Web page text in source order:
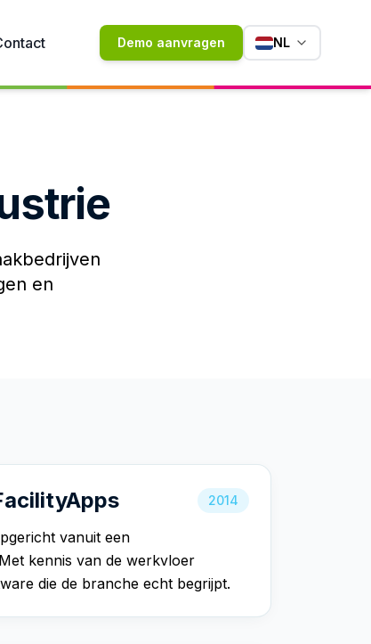
Demo aanvragen NL
en
2014
vanuit een
kennis van de werkvloer
die de branche echt begrijpt.